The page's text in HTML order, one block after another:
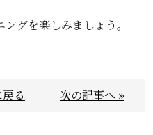
グを楽しみましょう。
る 次の記事へ »